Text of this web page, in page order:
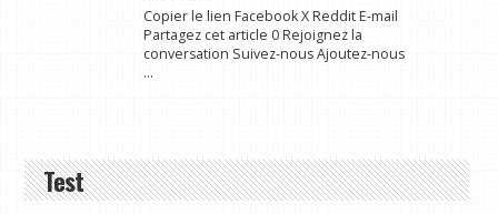
Copier le lien Facebook X Reddit E-mail
Partagez cet article 0 Rejoignez la
conversation Suivez-nous Ajoutez-nous
...
Test